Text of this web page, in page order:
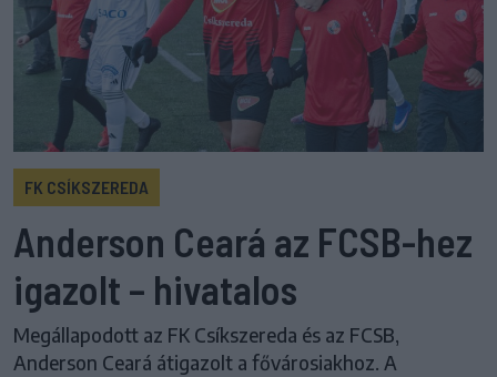
FK CSÍKSZEREDA
Anderson Ceará az FCSB-hez
igazolt – hivatalos
Megállapodott az FK Csíkszereda és az FCSB,
Anderson Ceará átigazolt a fővárosiakhoz. A